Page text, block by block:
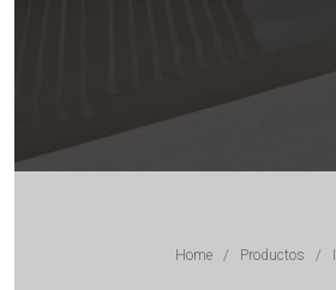
Home/ Productos /